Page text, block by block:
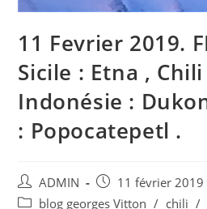
11 Fevrier 2019.
Sicile : Etna ,
Indonésie :
: Popocatepetl .
Auteur/autrice
de
ADMIN
Publication
publiée :
11 février 2019
Postblog georges Vitton / chili /